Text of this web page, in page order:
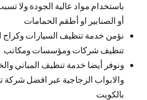
باستخدام مواد عالية الجودة ولا
أو الصنابير او أطقم الحمامات
نؤمن خدمة تنظيف السيارات وكراج
تنظيف شركات ومؤسسات ومكاتب
ونوفر أيضا خدمة تنظيف المباني
والابواب الزجاجية عبر افضل شركة
بالكويت